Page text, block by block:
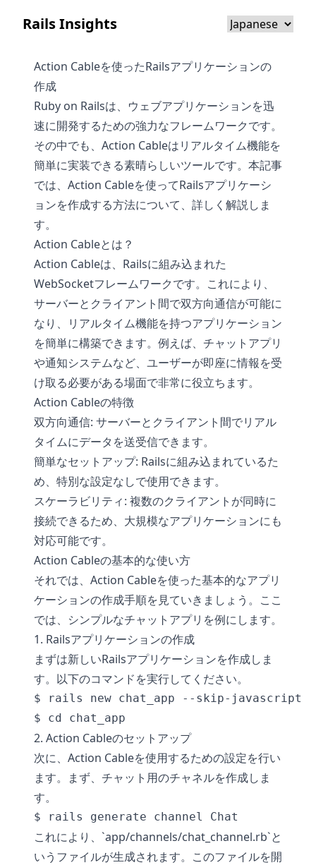
Rails Insights
Action Cableを使ったRailsアプリケーションの
作成
Ruby on Railsは、ウェブアプリケーションを迅
速に開発するための強力なフレームワークです。
その中でも、Action Cableはリアルタイム機能を
簡単に実装できる素晴らしいツールです。本記事
では、Action Cableを使ってRailsアプリケーシ
ョンを作成する方法について、詳しく解説しま
す。
Action Cableとは？
Action Cableは、Railsに組み込まれた
WebSocketフレームワークです。これにより、
サーバーとクライアント間で双方向通信が可能に
なり、リアルタイム機能を持つアプリケーション
を簡単に構築できます。例えば、チャットアプリ
や通知システムなど、ユーザーが即座に情報を受
け取る必要がある場面で非常に役立ちます。
Action Cableの特徴
双方向通信: サーバーとクライアント間でリアル
タイムにデータを送受信できます。
簡単なセットアップ: Railsに組み込まれているた
め、特別な設定なしで使用できます。
スケーラビリティ: 複数のクライアントが同時に
接続できるため、大規模なアプリケーションにも
対応可能です。
Action Cableの基本的な使い方
それでは、Action Cableを使った基本的なアプリ
ケーションの作成手順を見ていきましょう。ここ
では、シンプルなチャットアプリを例にします。
1. Railsアプリケーションの作成
まずは新しいRailsアプリケーションを作成しま
す。以下のコマンドを実行してください。
$ rails new chat_app --skip-javascript
2. Action Cableのセットアップ
次に、Action Cableを使用するための設定を行い
ます。まず、チャット用のチャネルを作成しま
す。
これにより、`app/channels/chat_channel.rb`と
いうファイルが生成されます。このファイルを開